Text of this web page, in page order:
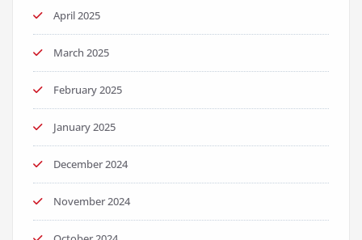
April 2025
March 2025
February 2025
January 2025
December 2024
November 2024